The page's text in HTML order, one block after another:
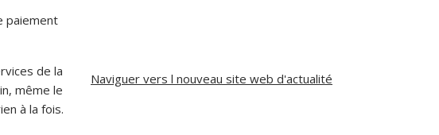
paiement
de la
même le
à la fois.
Naviguer vers l nouveau site web d'actualité